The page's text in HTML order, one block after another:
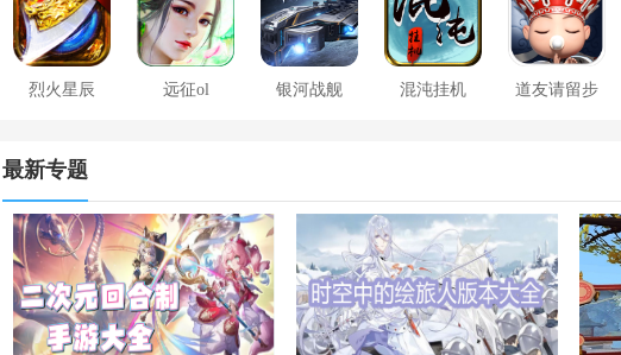
烈火星辰 远征ol 银河战舰 混沌挂机 道友请留步
最新专题